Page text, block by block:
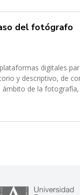
del fotógrafo
digitales
y descriptivo, de
de la fotografía,